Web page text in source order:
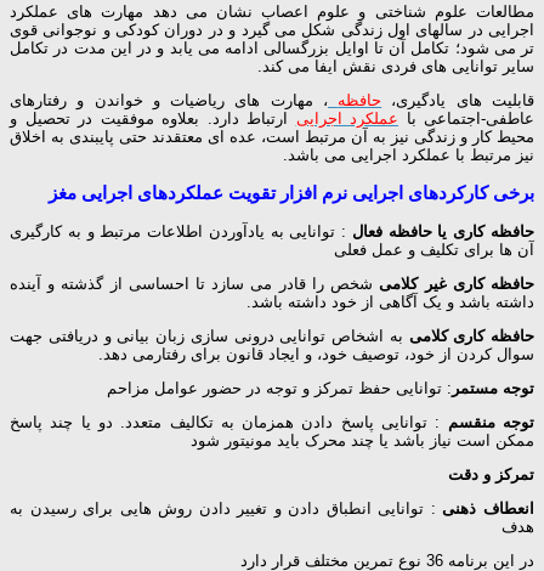
مطالعات علوم شناختی و علوم اعصاب نشان می دهد مهارت های عملکرد
اجرایی در سالهای اول زندگی شکل می گیرد و در دوران کودکی و نوجوانی قوی
تر می شود؛ تکامل آن تا اوایل بزرگسالی ادامه می یابد و در این مدت در تکامل
سایر توانایی های فردی نقش ایفا می کند.
قابلیت های یادگیری، حافظه
، مهارت های ریاضیات و خواندن و رفتارهای
عاطفی-اجتماعی با عملکرد اجرایی ارتباط دارد. بعلاوه موفقیت در تحصیل و
محیط کار و زندگی نیز به آن مرتبط است، عده ای معتقدند حتی پایبندی به اخلاق
نیز مرتبط با عملکرد اجرایی می باشد.
برخی کارکردهای اجرایی نرم افزار تقویت عملکردهای اجرایی مغز
حافظه کاری یا حافظه فعال : توانایی به یادآوردن اطلاعات مرتبط و به کارگیری
آن ها برای تکلیف و عمل فعلی
حافظه کاری غیر کلامیشخص را قادر می سازد تا احساسی از گذشته و آینده
داشته باشد و یک آگاهی از خود داشته باشد.
حافظه کاری کلامی به اشخاص توانایی درونی سازی زبان بیانی و دریافتی جهت
سوال کردن از خود، توصیف خود، و ایجاد قانون برای رفتارمی دهد.
توجه مستمر : توانایی حفظ تمرکز و توجه در حضور عوامل مزاحم
توجه منقسم : توانایی پاسخ دادن همزمان به تکالیف متعدد. دو یا چند پاسخ
ممکن است نیاز باشد یا چند محرک باید مونیتور شود
تمرکز و دقت
انعطاف ذهنی: توانایی انطباق دادن و تغییر دادن روش هایی برای رسیدن به
هدف
در این برنامه 36 نوع تمرین مختلف قرار دارد